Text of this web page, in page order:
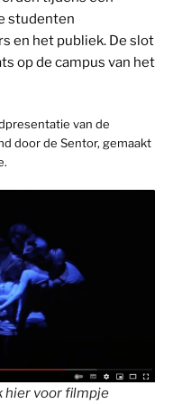
studenten
en het publiek. De slot
op de campus van het
van de
door de Sentor, gemaakt
hier voor filmpje